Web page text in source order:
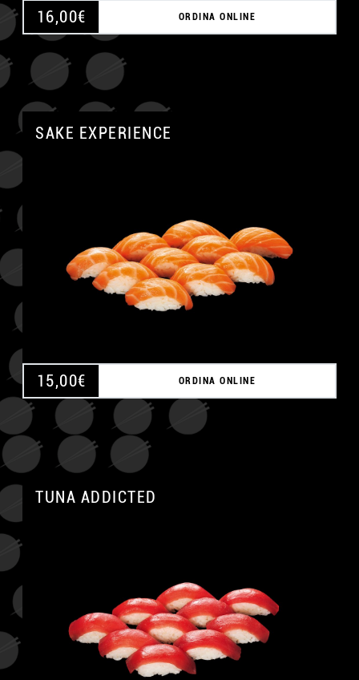
16,00€ ORDINA ONLINE
SAKE EXPERIENCE
15,00€ ORDINA ONLINE
TUNA ADDICTED